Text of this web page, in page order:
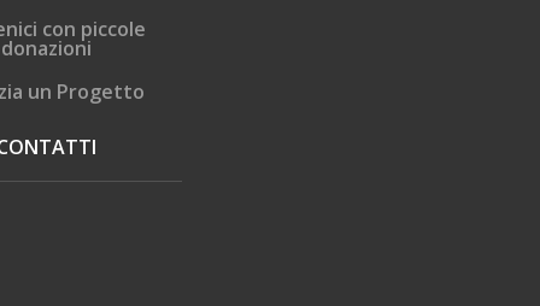
con piccole
donazioni
un Progetto